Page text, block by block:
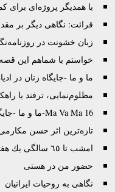
با همدیگر پروژه‌‌ای برای
قرائت: نگاهی دیگر بر
زبان خشونت در
خواستم با شماهم این
ما و ما -جایگاه‌ زنان در
مظلوم‌نمایی، ترفند یا
Ma Va Ma 16-ما و ما -جایگاه‌ زنان در ادیان، قسمت اول
تازه‌ترین اثر حسن مکارمی
امشب تا ٦٥ سالگى يك هفته فاصله دارم
حضور من در هستی
نگاهی به روحیات ایرانیان